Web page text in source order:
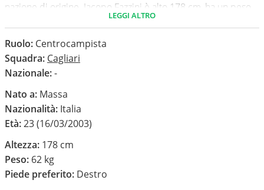
nazione di origine. Jacopo Fazzini è alto 178 cm, ha un peso
medio di 62 kg. Il suo piede di calcio in via preferenziale è il
In questa stagione ha disputato nel campionato Serie A 0
partite e non ha segnato nessun gol.
LEGGI ALTRO
Ruolo: Centrocampista
Squadra: Cagliari
Nazionale:-
Nato a: Massa
Nazionalità: Italia
Età:23 (16/03/2003)
Altezza: 178 cm
Peso: 62 kg
Piede preferito: Destro